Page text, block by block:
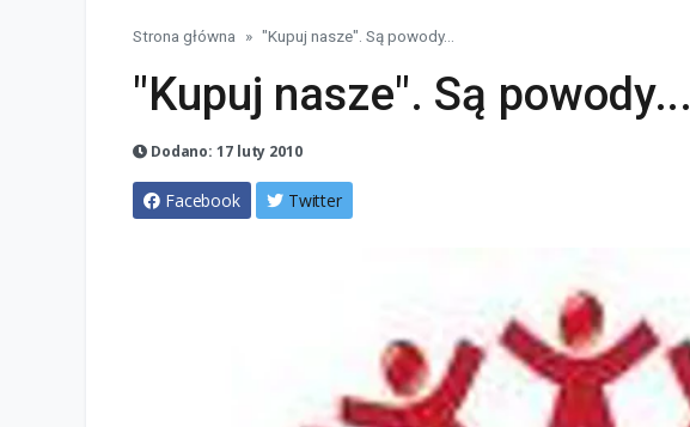
Strona główna "Kupuj nasze". Są powody...
"Kupuj nasze". Są powody...
Dodano: 17 luty 2010
Facebook Twitter